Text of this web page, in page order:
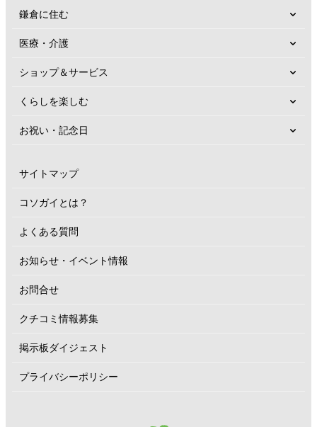
鎌倉に住む
医療・介護
ショップ＆サービス
くらしを楽しむ
お祝い・記念日
サイトマップ
コソガイとは？
よくある質問
お知らせ・イベント情報
お問合せ
クチコミ情報募集
掲示板ダイジェスト
プライバシーポリシー